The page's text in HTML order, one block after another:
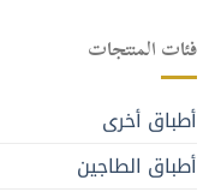
فئات المنتجات
أطباق أخرى
أطباق الطاجين